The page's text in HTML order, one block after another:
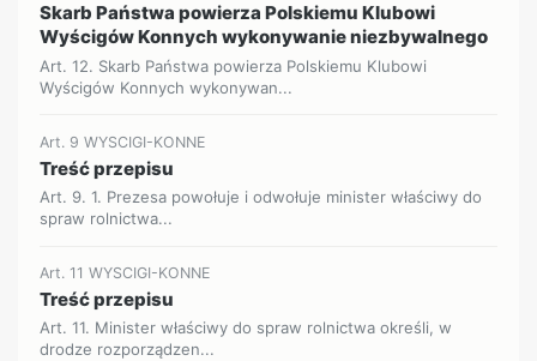
Skarb Państwa powierza Polskiemu Klubowi
Wyścigów Konnych wykonywanie niezbywalnego
Art. 12. Skarb Państwa powierza Polskiemu Klubowi
Wyścigów Konnych wykonywan...
Art. 9 WYSCIGI-KONNE
Treść przepisu
Art. 9. 1. Prezesa powołuje i odwołuje minister właściwy do
spraw rolnictwa...
Art. 11 WYSCIGI-KONNE
Treść przepisu
Art. 11. Minister właściwy do spraw rolnictwa określi, w
drodze rozporządzen...